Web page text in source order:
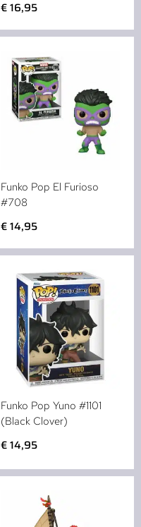
€16,95
Funko Pop El Furioso
#708
€14,95
Funko Pop Yuno #1101
(Black Clover)
€14,95